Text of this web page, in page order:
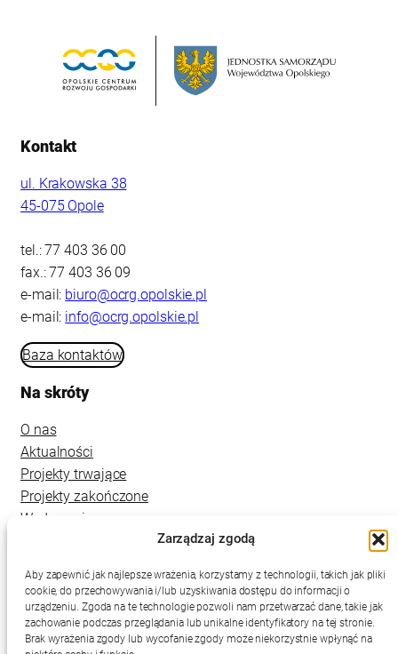
Zarządzaj zgodą
Aby zapewnić jak najlepsze wrażenia, korzystamy z technologii, takich jak pliki
cookie, do przechowywania i/lub uzyskiwania dostępu do informacji o
urządzeniu. Zgoda na te technologie pozwoli nam przetwarzać dane, takie jak
zachowanie podczas przeglądania lub unikalne identyfikatory na tej stronie.
Brak wyrażenia zgody lub wycofanie zgody może niekorzystnie wpłynąć na
Kontakt
ul. Krakowska 38
45-075 Opole
tel.: 77 403 36 00
fax.: 77 403 36 09
e-mail: biuro@ocrg.opolskie.pl
e-mail: info@ocrg.opolskie.pl
Baza kontaktów
Na skróty
O nas
Aktualności
Projekty trwające
Projekty zakończone
Wydarzenia